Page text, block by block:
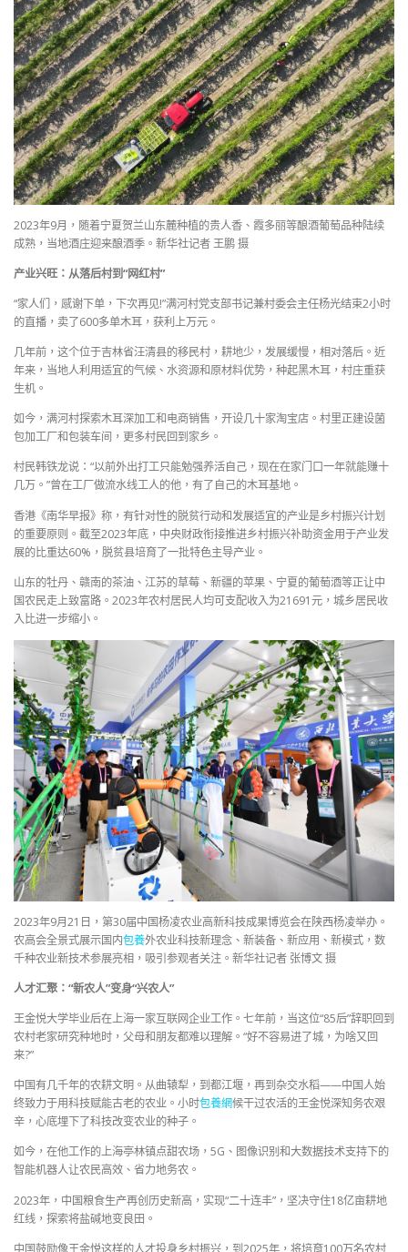
2023年9月，随着宁夏贺兰山东麓种植的贵人香、霞多丽等酿酒葡萄品种陆续
成熟，当地酒庄迎来酿酒季。新华社记者 王鹏 摄
产业兴旺：从落后村到“网红村”
“家人们，感谢下单，下次再见!”满河村党支部书记兼村委会主任杨光结束2小时
的直播，卖了600多单木耳，获利上万元。
几年前，这个位于吉林省汪清县的移民村，耕地少，发展缓慢，相对落后。近
年来，当地人利用适宜的气候、水资源和原材料优势，种起黑木耳，村庄重获
生机。
如今，满河村探索木耳深加工和电商销售，开设几十家淘宝店。村里正建设菌
包加工厂和包装车间，更多村民回到家乡。
村民韩铁龙说：“以前外出打工只能勉强养活自己，现在在家门口一年就能赚十
几万。”曾在工厂做流水线工人的他，有了自己的木耳基地。
香港《南华早报》称，有针对性的脱贫行动和发展适宜的产业是乡村振兴计划
的重要原则。截至2023年底，中央财政衔接推进乡村振兴补助资金用于产业发
展的比重达60%，脱贫县培育了一批特色主导产业。
山东的牡丹、赣南的茶油、江苏的草莓、新疆的苹果、宁夏的葡萄酒等正让中
国农民走上致富路。2023年农村居民人均可支配收入为21691元，城乡居民收
入比进一步缩小。
2023年9月21日，第30届中国杨凌农业高新科技成果博览会在陕西杨凌举办。
农高会全景式展示国内包養外农业科技新理念、新装备、新应用、新模式，数
千种农业新技术参展亮相，吸引参观者关注。新华社记者 张博文 摄
人才汇聚：“新农人”变身“兴农人”
王金悦大学毕业后在上海一家互联网企业工作。七年前，当这位“85后”辞职回到
农村老家研究种地时，父母和朋友都难以理解。“好不容易进了城，为啥又回
来?”
中国有几千年的农耕文明。从曲辕犁，到都江堰，再到杂交水稻——中国人始
终致力于用科技赋能古老的农业。小时包養網候干过农活的王金悦深知务农艰
辛，心底埋下了科技改变农业的种子。
如今，在他工作的上海亭林镇点甜农场，5G、图像识别和大数据技术支持下的
智能机器人让农民高效、省力地务农。
2023年，中国粮食生产再创历史新高，实现“二十连丰”，坚决守住18亿亩耕地
红线，探索将盐碱地变良田。
中国鼓励像王金悦这样的人才投身乡村振兴，到2025年，将培育100万名农村